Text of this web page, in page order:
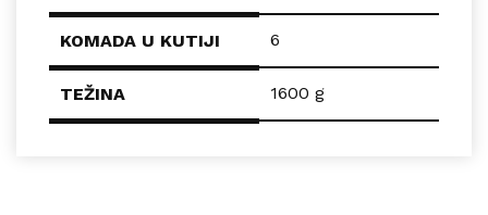
KOMADA U KUTIJI 6
TEŽINA 1600 g